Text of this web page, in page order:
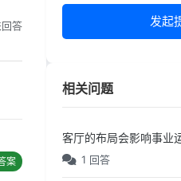
答
案
发起
相关问题
客厅的布局会影响事业
1 回答